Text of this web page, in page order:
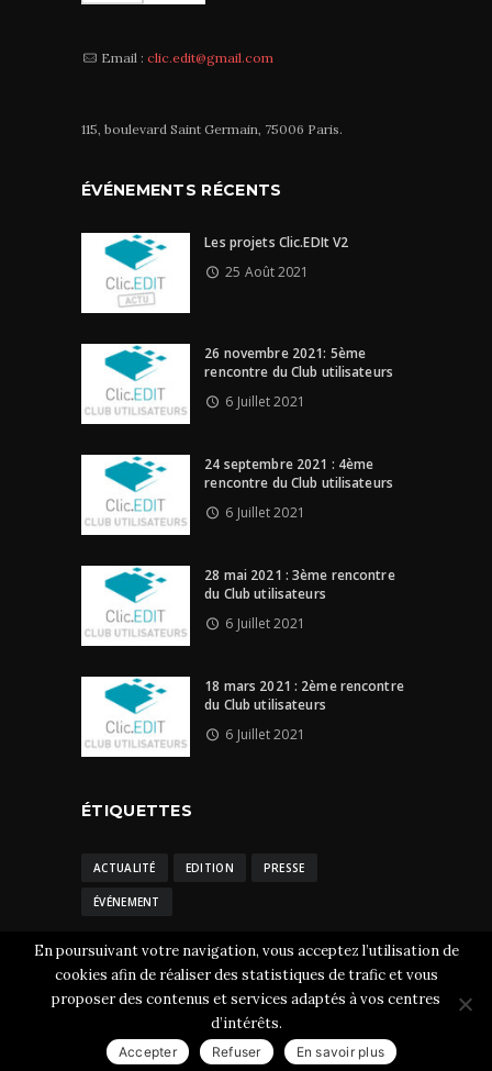
Email : clic.edit@gmail.com
115, boulevard Saint Germain, 75006 Paris.
ÉVÉNEMENTS RÉCENTS
Les projets Clic.EDIt V2
25 Août 2021
26 novembre 2021: 5ème
rencontre du Club utilisateurs
6 Juillet 2021
24 septembre 2021 : 4ème
rencontre du Club utilisateurs
6 Juillet 2021
28 mai 2021 : 3ème rencontre
du Club utilisateurs
6 Juillet 2021
18 mars 2021 : 2ème rencontre
du Club utilisateurs
6 Juillet 2021
ÉTIQUETTES
ACTUALITÉ EDITION PRESSE
ÉVÉNEMENT
Clic.EDIt © 2026 Tous droits réservés.
légales-CGU et cookies
En poursuivant votre navigation, vous acceptez l’utilisation de
cookies afin de réaliser des statistiques de trafic et vous
proposer des contenus et services adaptés à vos centres
d’intérêts.
Accepter Refuser En savoir plus